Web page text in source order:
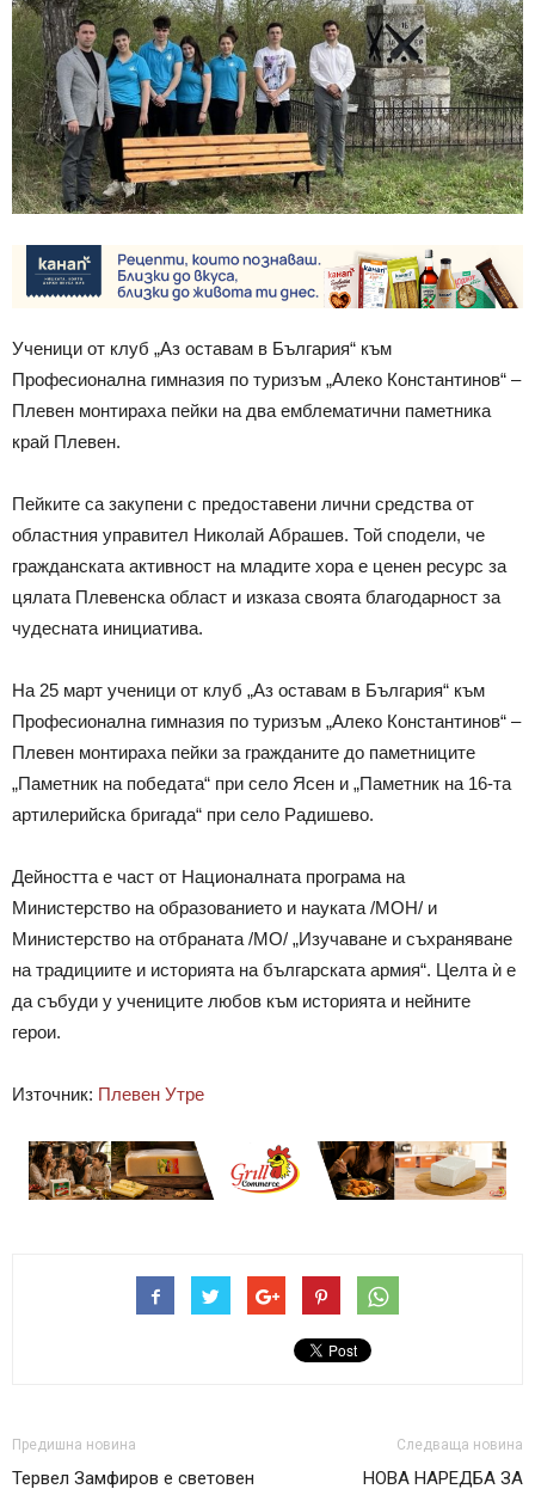
Ученици от клуб „Аз оставам в България“ към
Професионална гимназия по туризъм „Алеко Константинов“ –
Плевен монтираха пейки на два емблематични паметника
край Плевен.
Пейките са закупени с предоставени лични средства от
областния управител Николай Абрашев. Той сподели, че
гражданската активност на младите хора е ценен ресурс за
цялата Плевенска област и изказа своята благодарност за
чудесната инициатива.
На 25 март ученици от клуб „Аз оставам в България“ към
Професионална гимназия по туризъм „Алеко Константинов“ –
Плевен монтираха пейки за гражданите до паметниците
„Паметник на победата“ при село Ясен и „Паметник на 16-та
артилерийска бригада“ при село Радишево.
Дейността е част от Националната програма на
Министерство на образованието и науката /МОН/ и
Министерство на отбраната /МО/ „Изучаване и съхраняване
на традициите и историята на българската армия“. Целта ѝ е
да събуди у учениците любов към историята и нейните
герои.
Източник: Плевен Утре
Предишна новина
Тервел Замфиров е световен
Следваща новина
НОВА НАРЕДБА ЗА